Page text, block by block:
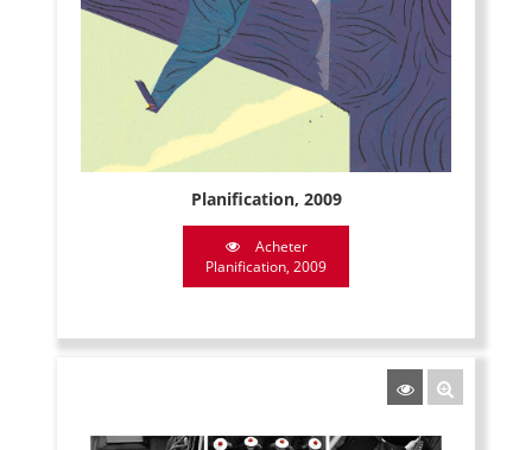
Planification, 2009
Acheter
Planification, 2009